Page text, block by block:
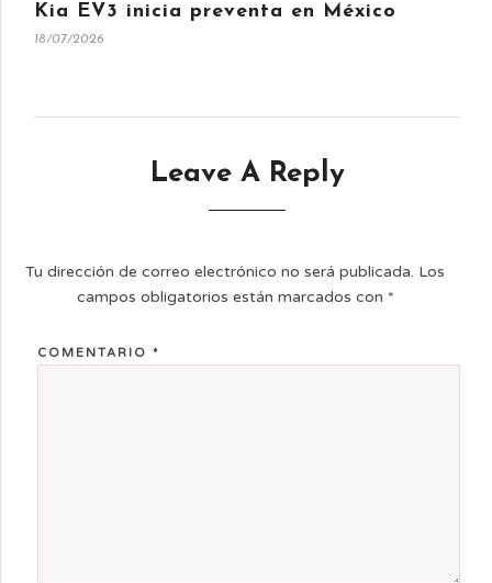
Kia EV3 inicia preventa en México
18/07/2026
Leave A Reply
Tu dirección de correo electrónico no será publicada. Los
campos obligatorios están marcados con *
COMENTARIO *